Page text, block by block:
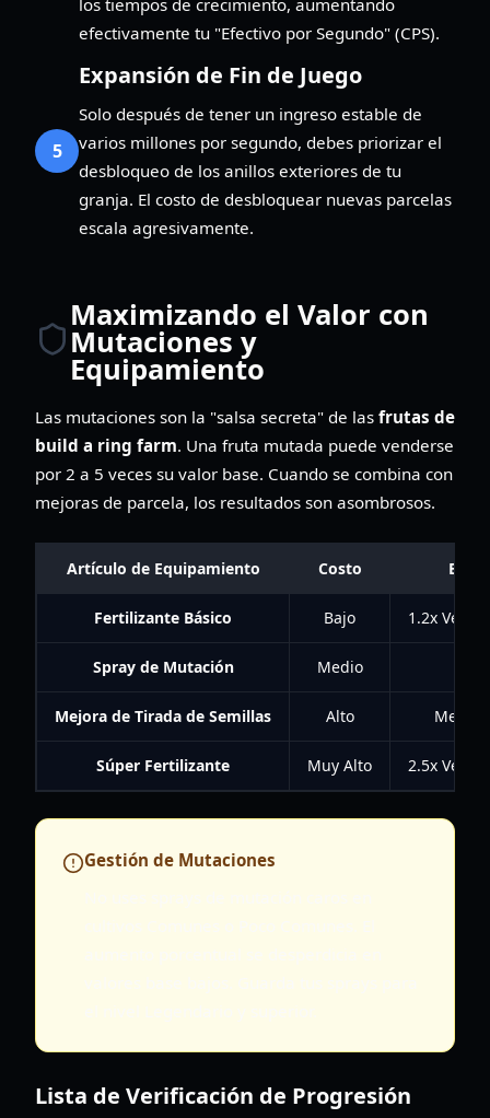
efectivamente tu "Efectivo por Segundo" (CPS).
5
Expansión de Fin de Juego
Solo después de tener un ingreso estable de
varios millones por segundo, debes priorizar el
desbloqueo de los anillos exteriores de tu
granja. El costo de desbloquear nuevas parcelas
escala agresivamente.
Maximizando el Valor con
Mutaciones y
Equipamiento
Las mutaciones son la "salsa secreta" de las frutas de
build a ring farm. Una fruta mutada puede venderse
por 2 a 5 veces su valor base. Cuando se combina con
mejoras de parcela, los resultados son asombrosos.
Artículo de Equipamiento Costo
Fertilizante Básico Bajo 1.2x
Spray de Mutación Medio
Mejora de Tirada de Semillas Alto Mejor
Súper Fertilizante Muy Alto 2.5x
Gestión de Mutaciones
Lista de Verificación de Progresión